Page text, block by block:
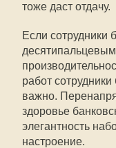
тоже даст отдачу.
Если сотрудники
работ
важно.
здоровье
элегантность
настроение.